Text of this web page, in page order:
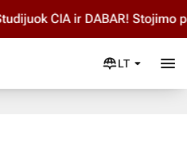
ČIA ir DABAR! Stojimo
LT